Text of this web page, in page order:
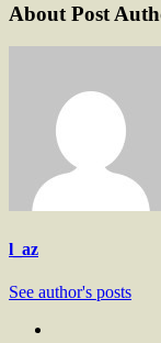
About Post
l_az
See author's posts